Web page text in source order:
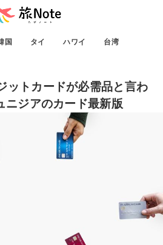
国 タイ ハワイ 台湾
ットカードが必需品と言わ
ニジアのカード最新版